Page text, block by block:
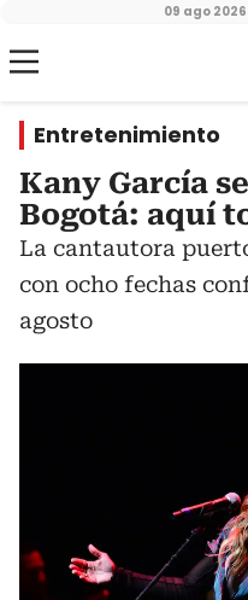
09 ago 2026
Entretenimiento
Kany García
Bogotá: aquí
La cantautora
con ocho fechas
agosto